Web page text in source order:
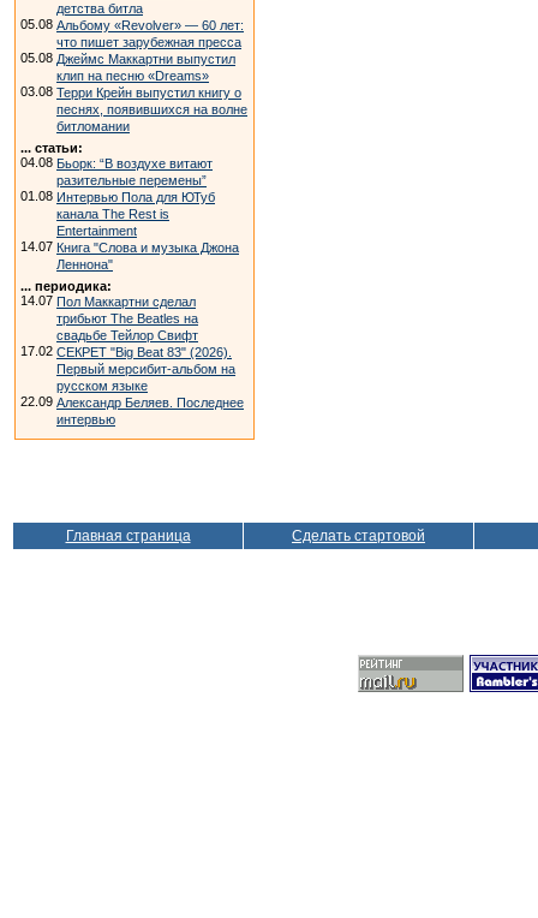
детства битла
05.08 Альбому «Revolver» — 60 лет:
что пишет зарубежная пресса
05.08 Джеймс Маккартни выпустил
клип на песню «Dreams»
03.08 Терри Крейн выпустил книгу о
песнях, появившихся на волне
битломании
... статьи:
04.08 Бьорк: “В воздухе витают
разительные перемены”
01.08 Интервью Пола для ЮТуб
канала The Rest is
Entertainment
14.07 Книга "Слова и музыка Джона
Леннона"
... периодика:
14.07 Пол Маккартни сделал
трибьют The Beatles на
свадьбе Тейлор Свифт
17.02 СЕКРЕТ "Big Beat 83" (2026).
Первый мерсибит-альбом на
русском языке
22.09 Александр Беляев. Последнее
интервью
Главная страница Сделать стартовой